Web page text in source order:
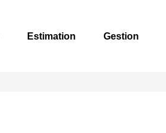
Estimation Gestion